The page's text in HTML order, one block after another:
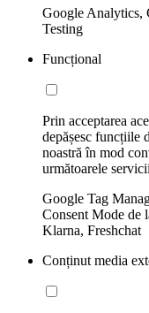
Google Analytics,
Testing
Funcțional
Prin acceptarea
depășesc funcțiile
noastră în mod
următoarele
Google Tag
Consent Mode de
Klarna, Freshchat
Conținut media